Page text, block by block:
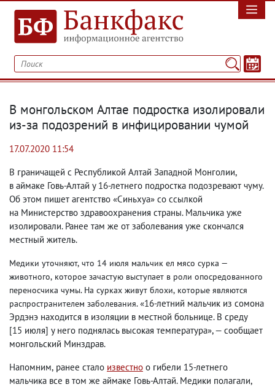
В монгольском Алтае подростка изолировали
из-за подозрений в инфицировании чумой
17.07.2020 11:54
В граничащей с Республикой Алтай Западной Монголии,
в аймаке Говь-Алтай у 16-летнего подростка подозревают чуму.
Об этом пишет агентство «Синьхуа» со ссылкой
на Министерство здравоохранения страны. Мальчика уже
изолировали. Ранее там же от заболевания уже скончался
местный житель.
Медики уточняют, что 14 июля мальчик ел мясо сурка —
животного, которое зачастую выступает в роли опосредованного
переносчика чумы. На сурках живут блохи, которые являются
распространителем заболевания.«16-летний мальчик из сомона
Эрдэнэ находится в изоляции в местной больнице. В среду
[15 июля] у него поднялась высокая температура», — сообщает
монгольский Минздрав.
Напомним, ранее стало известно о гибели 15-летнего
мальчика все в том же аймаке Говь-Алтай. Медики полагали,